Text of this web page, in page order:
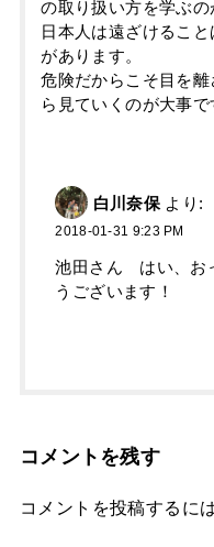
の取り扱い方を学ぶの
日本人は遠ざけるこ
があります。
危険だからこそ目を
ら見ていくのが大事で
白川奈保 より:
2018-01-31 9:23 PM
池田さん はい、お
うございます！
コメントを残す
コメントを投稿するに